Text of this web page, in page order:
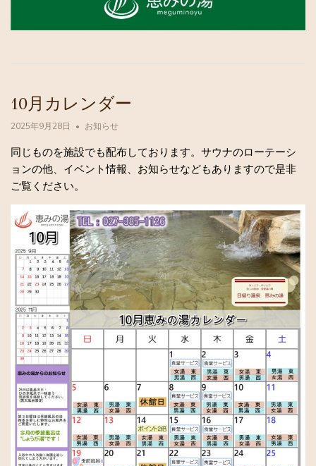
10月カレンダー
2025年9月28日 お知らせ
同じものを施設でも配布しております。サウナのローテーシ
ョンの他、イベント情報、お知らせなどもありますので是非
ご覧ください。